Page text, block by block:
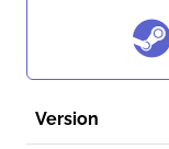
Version